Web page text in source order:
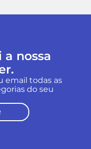
a nossa
email todas as
do seu